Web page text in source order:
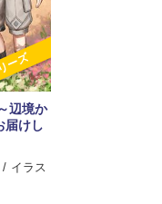
ーズ
辺境か
届けし
イラス